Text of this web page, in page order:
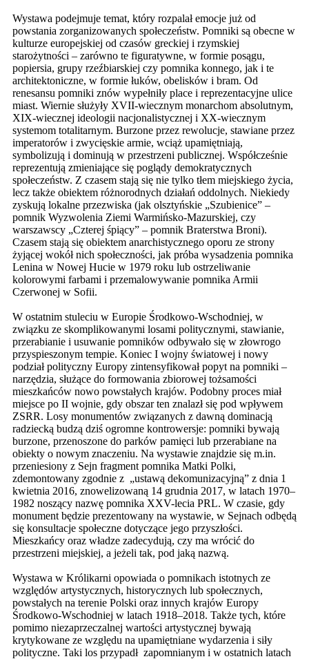
Wystawa podejmuje temat, który rozpalał emocje już od
powstania zorganizowanych społeczeństw. Pomniki są obecne w
kulturze europejskiej od czasów greckiej i rzymskiej
starożytności – zarówno te figuratywne, w formie posągu,
popiersia, grupy rzeźbiarskiej czy pomnika konnego, jak i te
architektoniczne, w formie łuków, obelisków i bram. Od
renesansu pomniki znów wypełniły place i reprezentacyjne ulice
miast. Wiernie służyły XVII-wiecznym monarchom absolutnym,
XIX-wiecznej ideologii nacjonalistycznej i XX-wiecznym
systemom totalitarnym. Burzone przez rewolucje, stawiane przez
imperatorów i zwycięskie armie, wciąż upamiętniają,
symbolizują i dominują w przestrzeni publicznej. Współcześnie
reprezentują zmieniające się poglądy demokratycznych
społeczeństw. Z czasem stają się nie tylko tłem miejskiego życia,
lecz także obiektem różnorodnych działań oddolnych. Niekiedy
zyskują lokalne przezwiska (jak olsztyńskie „Szubienice” –
pomnik Wyzwolenia Ziemi Warmińsko-Mazurskiej, czy
warszawscy „Czterej śpiący” – pomnik Braterstwa Broni).
Czasem stają się obiektem anarchistycznego oporu ze strony
żyjącej wokół nich społeczności, jak próba wysadzenia pomnika
Lenina w Nowej Hucie w 1979 roku lub ostrzeliwanie
kolorowymi farbami i przemalowywanie pomnika Armii
Czerwonej w Sofii.
W ostatnim stuleciu w Europie Środkowo-Wschodniej, w
związku ze skomplikowanymi losami politycznymi, stawianie,
przerabianie i usuwanie pomników odbywało się w złowrogo
przyspieszonym tempie. Koniec I wojny światowej i nowy
podział polityczny Europy zintensyfikował popyt na pomniki –
narzędzia, służące do formowania zbiorowej tożsamości
mieszkańców nowo powstałych krajów. Podobny proces miał
miejsce po II wojnie, gdy obszar ten znalazł się pod wpływem
ZSRR. Losy monumentów związanych z dawną dominacją
radziecką budzą dziś ogromne kontrowersje: pomniki bywają
burzone, przenoszone do parków pamięci lub przerabiane na
obiekty o nowym znaczeniu. Na wystawie znajdzie się m.in.
przeniesiony z Sejn fragment pomnika Matki Polki,
zdemontowany zgodnie z „ustawą dekomunizacyjną” z dnia 1
kwietnia 2016, znowelizowaną 14 grudnia 2017, w latach 1970–
1982 noszący nazwę pomnika XXV-lecia PRL. W czasie, gdy
monument będzie prezentowany na wystawie, w Sejnach odbędą
się konsultacje społeczne dotyczące jego przyszłości.
Mieszkańcy oraz władze zadecydują, czy ma wrócić do
przestrzeni miejskiej, a jeżeli tak, pod jaką nazwą.
Wystawa w Królikarni opowiada o pomnikach istotnych ze
względów artystycznych, historycznych lub społecznych,
powstałych na terenie Polski oraz innych krajów Europy
Środkowo-Wschodniej w latach 1918–2018. Także tych, które
pomimo niezaprzeczalnej wartości artystycznej bywają
krytykowane ze względu na upamiętniane wydarzenia i siły
polityczne. Taki los przypadł zapomnianym i w ostatnich latach